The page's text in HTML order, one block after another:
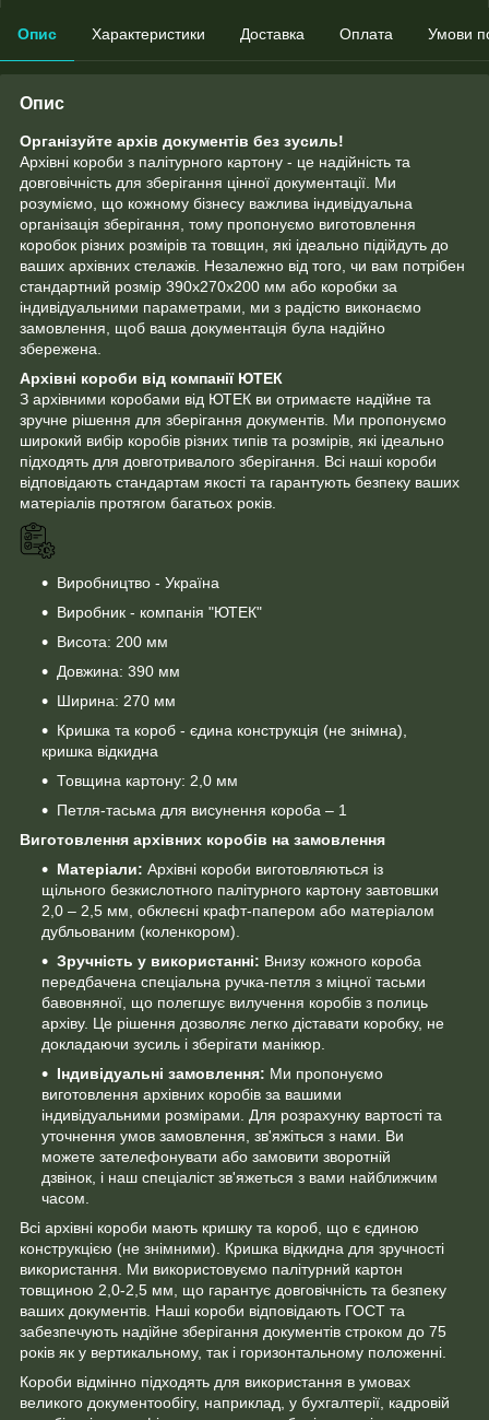
Опис Характеристики Доставка Оплата Умови
Опис
Організуйте архів документів без зусиль!
Архівні короби з палітурного картону - це надійність та
довговічність для зберігання цінної документації. Ми
розуміємо, що кожному бізнесу важлива індивідуальна
організація зберігання, тому пропонуємо виготовлення
коробок різних розмірів та товщин, які ідеально підійдуть до
ваших архівних стелажів. Незалежно від того, чи вам потрібен
стандартний розмір 390х270х200 мм або коробки за
індивідуальними параметрами, ми з радістю виконаємо
замовлення, щоб ваша документація була надійно
збережена.
Архівні короби від компанії ЮТЕК
З архівними коробами від ЮТЕК ви отримаєте надійне та
зручне рішення для зберігання документів. Ми пропонуємо
широкий вибір коробів різних типів та розмірів, які ідеально
підходять для довготривалого зберігання. Всі наші короби
відповідають стандартам якості та гарантують безпеку ваших
матеріалів протягом багатьох років.
Виробництво - Україна
Виробник - компанія "ЮТЕК"
Висота: 200 мм
Довжина: 390 мм
Ширина: 270 мм
Кришка та короб - єдина конструкція (не знімна),
кришка відкидна
Товщина картону: 2,0 мм
Петля-тасьма для висунення короба – 1
Виготовлення архівних коробів на замовлення
Матеріали: Архівні короби виготовляються із
щільного безкислотного палітурного картону завтовшки
2,0 – 2,5 мм, обклеєні крафт-папером або матеріалом
дубльованим (коленкором).
Зручність у використанні: Внизу кожного короба
передбачена спеціальна ручка-петля з міцної тасьми
бавовняної, що полегшує вилучення коробів з полиць
архіву. Це рішення дозволяє легко діставати коробку, не
докладаючи зусиль і зберігати манікюр.
Індивідуальні замовлення: Ми пропонуємо
виготовлення архівних коробів за вашими
індивідуальними розмірами. Для розрахунку вартості та
уточнення умов замовлення, зв'яжіться з нами. Ви
можете зателефонувати або замовити зворотній
дзвінок, і наш спеціаліст зв'яжеться з вами найближчим
часом.
Всі архівні короби мають кришку та короб, що є єдиною
конструкцією (не знімними). Кришка відкидна для зручності
використання. Ми використовуємо палітурний картон
товщиною 2,0-2,5 мм, що гарантує довговічність та безпеку
ваших документів. Наші короби відповідають ГОСТ та
забезпечують надійне зберігання документів строком до 75
років як у вертикальному, так і горизонтальному положенні.
Короби відмінно підходять для використання в умовах
великого документообігу, наприклад, у бухгалтерії, кадровій